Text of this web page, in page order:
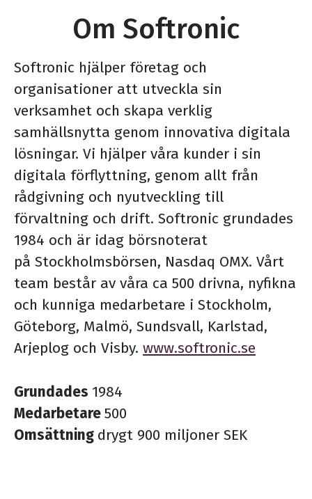
Om Softronic
Softronic hjälper företag och
organisationer att utveckla sin
verksamhet och skapa verklig
samhällsnytta genom innovativa digitala
lösningar. Vi hjälper våra kunder i sin
digitala förflyttning, genom allt från
rådgivning och nyutveckling till
förvaltning och drift. Softronic grundades
1984 och är idag börsnoterat
på Stockholmsbörsen, Nasdaq OMX. Vårt
team består av våra ca 500 drivna, nyfikna
och kunniga medarbetare i Stockholm,
Göteborg, Malmö, Sundsvall, Karlstad,
Arjeplog och Visby. www.softronic.se
Grundades 1984
Medarbetare500
Omsättning drygt 900 miljoner SEK